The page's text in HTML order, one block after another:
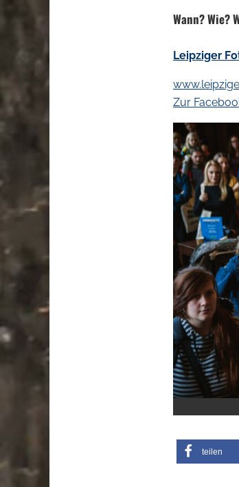
Wann? Wie?
Leipziger
Zur
teilen